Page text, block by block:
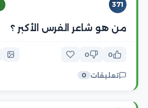
371
من هو شاعر الفرس الأكبر ؟
0
0
تعليقات 0